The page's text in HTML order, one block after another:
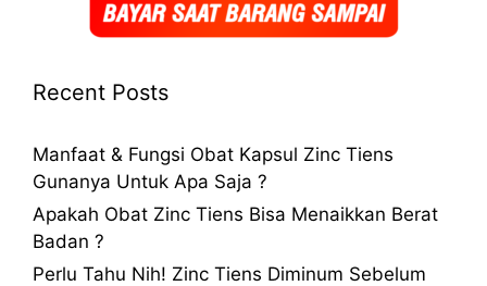
Recent Posts
Manfaat & Fungsi Obat Kapsul Zinc Tiens
Gunanya Untuk Apa Saja ?
Apakah Obat Zinc Tiens Bisa Menaikkan Berat
Badan ?
Perlu Tahu Nih! Zinc Tiens Diminum Sebelum